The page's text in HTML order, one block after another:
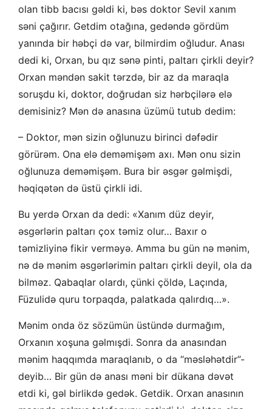
olan tibb bacısı gəldi ki, bəs doktor Sevil xanım
səni çağırır. Getdim otağına, gedəndə gördüm
yanında bir həbçi də var, bilmirdim oğludur. Anası
dedi ki, Orxan, bu qız sənə pinti, paltarı çirkli deyir?
Orxan məndən sakit tərzdə, bir az da maraqla
soruşdu ki, doktor, doğrudan siz hərbçilərə elə
demisiniz? Mən də anasına üzümü tutub dedim:
– Doktor, mən sizin oğlunuzu birinci dəfədir
görürəm. Ona elə deməmişəm axı. Mən onu sizin
oğlunuza deməmişəm. Bura bir əsgər gəlmişdi,
həqiqətən də üstü çirkli idi.
Bu yerdə Orxan da dedi: «Xanım düz deyir,
əsgərlərin paltarı çox təmiz olur… Baxır o
təmizliyinə fikir verməyə. Amma bu gün nə mənim,
nə də mənim əsgərlərimin paltarı çirkli deyil, ola da
bilməz. Qabaqlar olardı, çünki çöldə, Laçında,
Füzulidə quru torpaqda, palatkada qalırdıq…».
Mənim onda öz sözümün üstündə durmağım,
Orxanın xoşuna gəlmışdi. Sonra da anasından
mənim haqqımda maraqlanıb, o da “məsləhətdir”-
deyib… Bir gün də anası məni bir dükana dəvət
etdi ki, gəl birlikdə gedək. Getdik. Orxan anasının